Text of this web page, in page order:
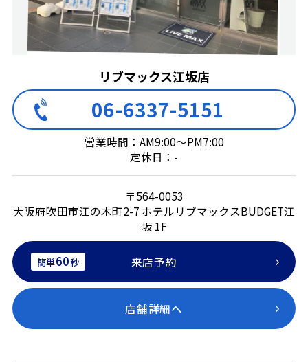
リブマックス江坂店
06-6337-5151
営業時間：AM9:00～PM7:00
定休日：-
〒564-0053
大阪府吹田市江の木町2-7 ホテルリブマックスBUDGET江
坂 1F
簡単60秒 来店予約
店舗詳細へ